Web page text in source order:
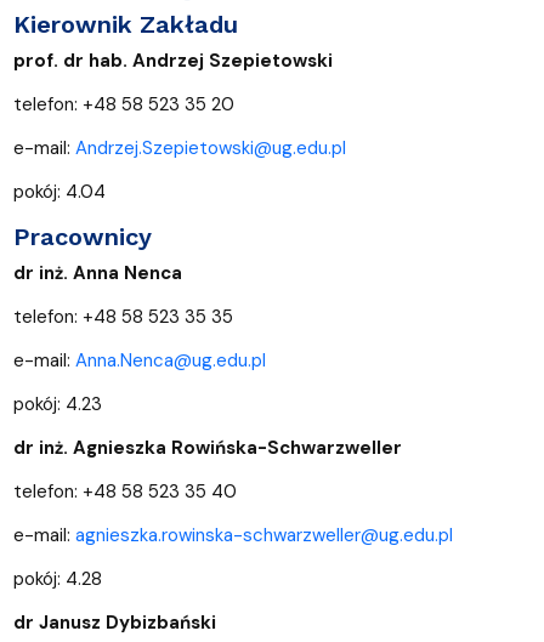
Kierownik Zakładu
prof. dr hab. Andrzej Szepietowski
telefon: +48 58 523 35 20
e-mail: Andrzej.Szepietowski@ug.edu.pl
pokój: 4.04
Pracownicy
dr inż. Anna Nenca
telefon: +48 58 523 35 35
e-mail: Anna.Nenca@ug.edu.pl
pokój: 4.23
dr inż. Agnieszka Rowińska-Schwarzweller
telefon: +48 58 523 35 40
e-mail: agnieszka.rowinska-schwarzweller@ug.edu.pl
pokój: 4.28
dr Janusz Dybizbański